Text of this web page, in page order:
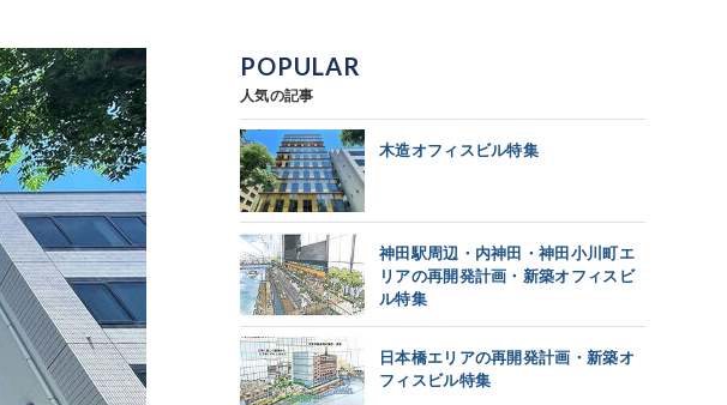
POPULAR
人気の記事
木造オフィスビル特集
神田駅周辺・内神田・神田小川町エ
リアの再開発計画・新築オフィスビ
ル特集
日本橋エリアの再開発計画・新築オ
フィスビル特集